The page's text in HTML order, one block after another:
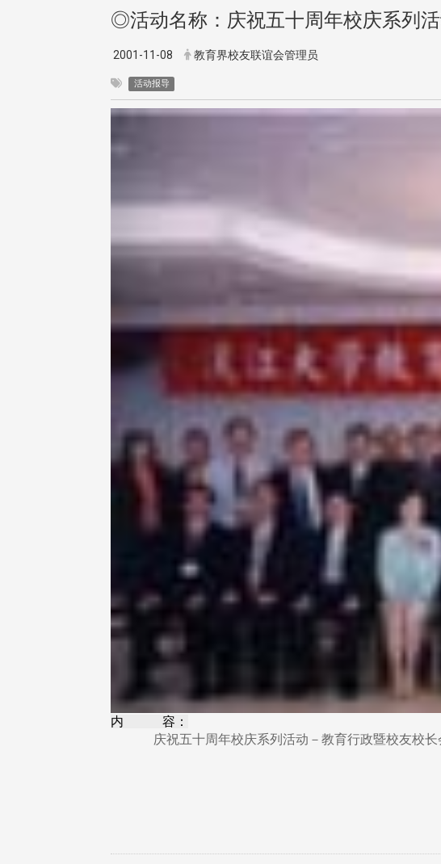
◎活动名称：庆祝五十周年校庆系列
2001-11-08 教育界校友联谊会管理员
活动报导
内 容：
庆祝五十周年校庆系列活动－教育行政暨校友校长